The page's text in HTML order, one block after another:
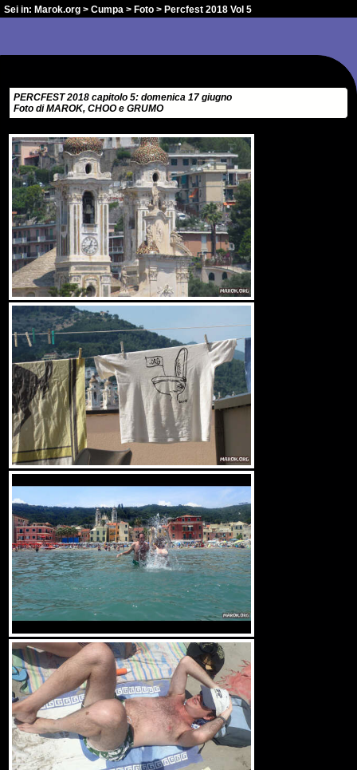
Sei in: Marok.org > Cumpa > Foto > Percfest 2018 Vol 5
PERCFEST 2018 capitolo 5: domenica 17 giugno
Foto di MAROK, CHOO e GRUMO